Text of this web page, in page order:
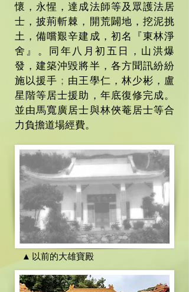
懷，永惺，達成法師等及眾護法居
士，披荊斬棘，開荒闢地，挖泥挑
土，備嚐艱辛建成，初名『東林淨
舍』。同年八月初五日，山洪爆
發，建築沖毀將半，各方聞訊紛紛
施以援手 ； 由王學仁，林少彬，盧
星階等居士援助，年底復修完成。
並由馬寬廣居士與林俠菴居士等合
力負擔道場經費。
▲ 以前的大雄寶殿